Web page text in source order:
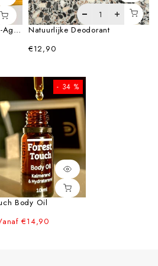
Biolavita Skincare Set Anti-Aging / Glowing
Natuurlijke Deodorant
€12,90
- 34 %
Body Oil
€14,90